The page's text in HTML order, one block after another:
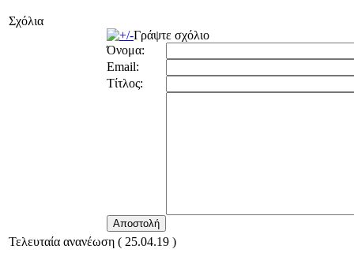
Σχόλια
Γράψτε σχόλιο
Όνομα:
Email:
Τίτλος:
Τελευταία ανανέωση ( 25.04.19 )